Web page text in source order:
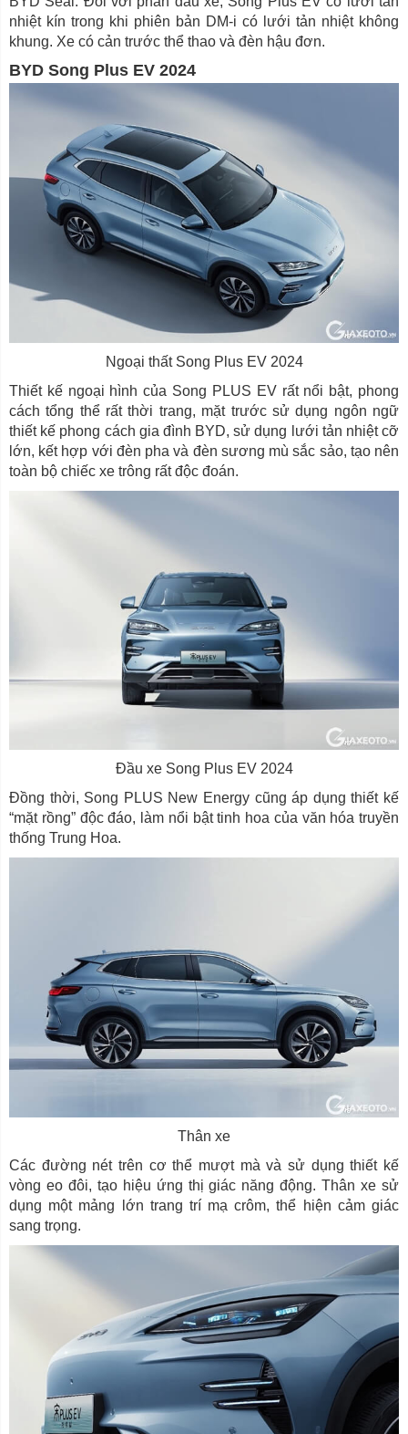
nhiệt kín trong khi phiên bản DM-i có lưới tản nhiệt không
khung. Xe có cản trước thể thao và đèn hậu đơn.
BYD Song Plus EV 2024
Ngoại thất Song Plus EV 2024
Thiết kế ngoại hình của Song PLUS EV rất nổi bật, phong
cách tổng thể rất thời trang, mặt trước sử dụng ngôn ngữ
thiết kế phong cách gia đình BYD, sử dụng lưới tản nhiệt cỡ
lớn, kết hợp với đèn pha và đèn sương mù sắc sảo, tạo nên
toàn bộ chiếc xe trông rất độc đoán.
Đầu xe Song Plus EV 2024
Đồng thời, Song PLUS New Energy cũng áp dụng thiết kế
“mặt rồng” độc đáo, làm nổi bật tinh hoa của văn hóa truyền
thống Trung Hoa.
Thân xe
Các đường nét trên cơ thể mượt mà và sử dụng thiết kế
vòng eo đôi, tạo hiệu ứng thị giác năng động. Thân xe sử
dụng một mảng lớn trang trí mạ crôm, thể hiện cảm giác
sang trọng.